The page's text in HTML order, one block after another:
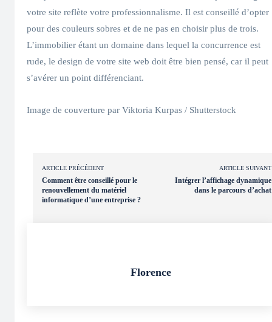
votre site reflète votre professionnalisme. Il est conseillé d’opter
pour des couleurs sobres et de ne pas en choisir plus de trois.
L’immobilier étant un domaine dans lequel la concurrence est
rude, le design de votre site web doit être bien pensé, car il peut
s’avérer un point différenciant.
Image de couverture par Viktoria Kurpas / Shutterstock
ARTICLE PRÉCÉDENT
Comment être conseillé pour le
renouvellement du matériel
informatique d’une entreprise ?
ARTICLE SUIVANT
Intégrer l’affichage dynamique
dans le parcours d’achat
Florence